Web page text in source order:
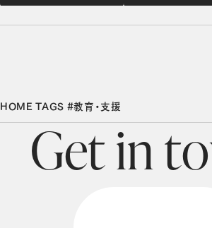
HOME TAGS #教育・支援
Getinto